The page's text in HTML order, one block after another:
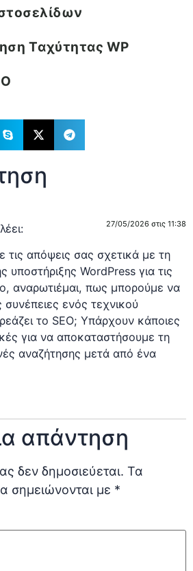
Tαχύτητας WP
λέει: 27/05/2026 στις 11:38
απόψεις σας σχετικά με τη
υποστήριξης WordPress για τις
αναρωτιέμαι, πως μπορούμε να
συνέπειες ενός τεχνικού
το SEO; Υπάρχουν κάποιες
για να αποκαταστήσουμε τη
αναζήτησης μετά από ένα
απάντηση
δεν δημοσιεύεται. Τα
σημειώνονται με *